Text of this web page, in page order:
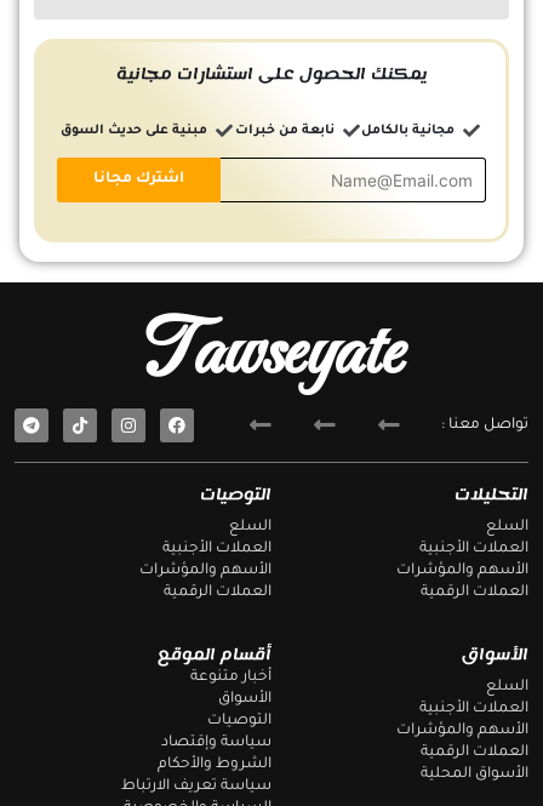
يمكنك الحصول على استشارات مجانية
مجانية بالكامل نابعة من خبرات مبنية على حديث السوق
أقسام الموقع
أخبار متنوعة
الأسواق
التوصيات
سياسة وإقتصاد
الشروط والأحكام
سياسة تعريف الارتباط
الأسواق
السلع
العملات الأجنبية
الأسهم والمؤشرات
العملات الرقمية
الأسواق المحلية
التوصيات
السلع
العملات الأجنبية
الأسهم والمؤشرات
العملات الرقمية
التحليلات
السلع
العملات الأجنبية
الأسهم والمؤشرات
العملات الرقمية
Tawseyate
تواصل معنا :
F
a
e
T
e
e